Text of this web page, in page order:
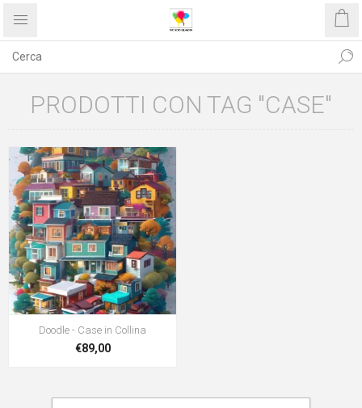
PRODOTTI CON TAG "CASE"
Doodle - Case in Collina
€89,00